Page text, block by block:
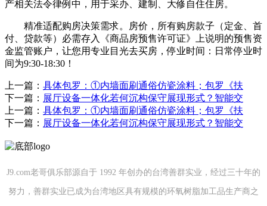
产相关法令律例中，用于采办、建制、大修自住住房。
精准适配购房决策需求。房价，所有购房款子（定金、首
付、贷款等）必需存入《商品房预售许可证》上说明的预售资
金监管账户，让您用专业目光去买房，停业时间：日常停业时
间为9:30-18:30！
上一篇： 具体包罗：①内墙面刷通俗仿瓷涂料；包罗《扶
下一篇： 展厅设备一体化若何沉构保守展现形式？智能交
上一篇： 具体包罗：①内墙面刷通俗仿瓷涂料；包罗《扶
下一篇： 展厅设备一体化若何沉构保守展现形式？智能交
J9.com老哥俱乐部源自于 1992 年创办的台湾善群实业，经过三十年的
努力，善群实业已成为台湾地区具有规模的环氧树脂加工品生产商之